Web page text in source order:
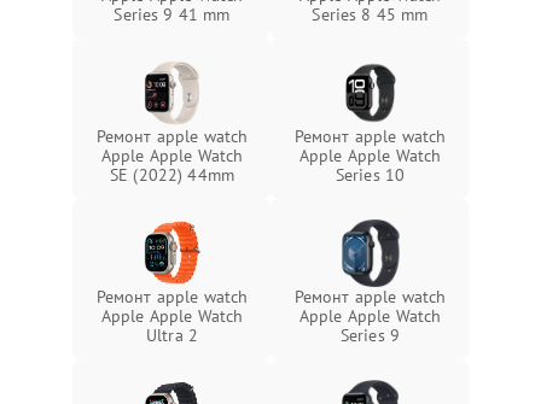
Series 9 41 mm
Series 8 45 mm
Ремонт apple watch
Apple Apple Watch
SE (2022) 44mm
Ремонт apple watch
Apple Apple Watch
Series 10
Ремонт apple watch
Apple Apple Watch
Ultra 2
Ремонт apple watch
Apple Apple Watch
Series 9